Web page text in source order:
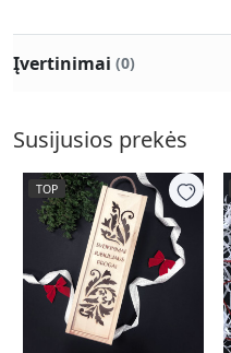
Įvertinimai (0)
Susijusios prekės
TOP